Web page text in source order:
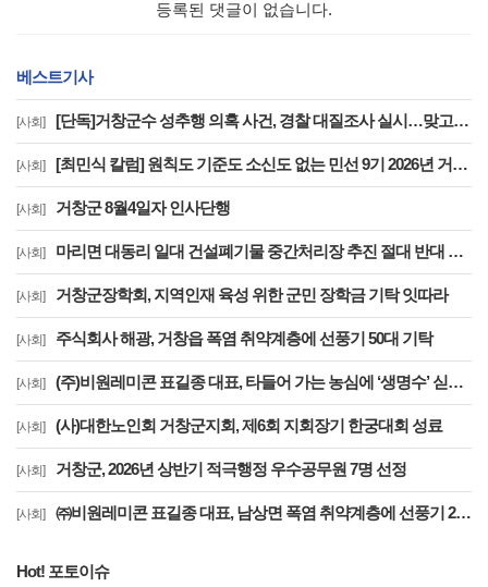
등록된 댓글이 없습니다.
베스트기사
[사회] [단독]거창군수 성추행 의혹 사건, 경찰 대질조사 실시…맞고소 속 수사 본격화
[사회] [최민식 칼럼] 원칙도 기준도 소신도 없는 민선 9기 2026년 거창군청 하반기 정기인사
[사회] 거창군 8월4일자 인사단행
[사회] 마리면 대동리 일대 건설폐기물 중간처리장 추진 절대 반대 기자 회견 및 집회
[사회] 거창군장학회, 지역인재 육성 위한 군민 장학금 기탁 잇따라
[사회] 주식회사 해광, 거창읍 폭염 취약계층에 선풍기 50대 기탁
[사회] (주)비원레미콘 표길종 대표, 타들어 가는 농심에 ‘생명수’ 싣고 달렸다
[사회] (사)대한노인회 거창군지회, 제6회 지회장기 한궁대회 성료
[사회] 거창군, 2026년 상반기 적극행정 우수공무원 7명 선정
[사회] ㈜비원레미콘 표길종 대표, 남상면 폭염 취약계층에 선풍기 20대 기탁… ‘시원한 나눔’ 실천
Hot! 포토이슈